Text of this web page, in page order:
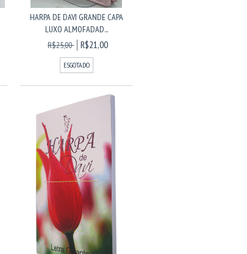
HARPA DE DAVI GRANDE CAPA
LUXO ALMOFADAD...
R$25,00
R$21,00
ESGOTADO